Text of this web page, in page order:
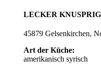
LECKER
45879 Gelsenkirchen,
Art der Küche:
amerikanisch syrisch